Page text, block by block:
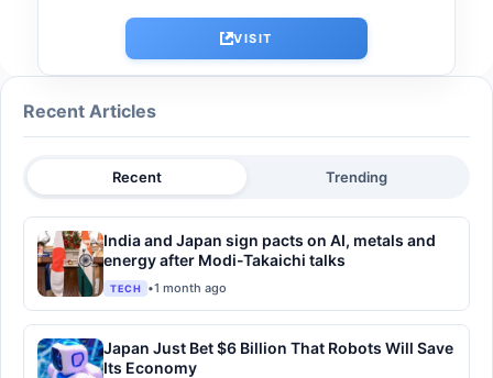
VISIT
Recent Articles
Recent Trending
India and Japan sign pacts on AI, metals and
energy after Modi-Takaichi talks
TECH •1 month ago
Japan Just Bet $6 Billion That Robots Will Save
Its Economy